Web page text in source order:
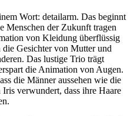
Wort: detailarm. Das beginnt
Menschen der Zukunft tragen
von Kleidung überflüssig
Gesichter von Mutter und
Das lustige Trio trägt
die Animation von Augen.
die Männer aussehen wie die
verwundert, dass ihre Haare